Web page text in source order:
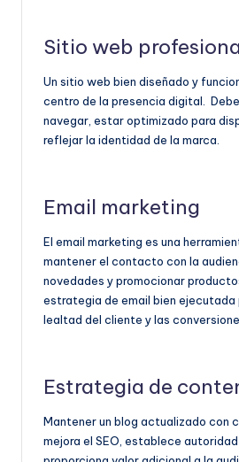
Sitio web
Un sitio web bien diseñado y
centro de la presencia digital.
navegar, estar optimizado para
reflejar la identidad de la marca.
Email marketing
El email marketing es una
mantener el contacto con la
novedades y promocionar
estrategia de email bien ejecutada
lealtad del cliente y las
Estrategia de
Mantener un blog actualizado con
mejora el SEO, establece